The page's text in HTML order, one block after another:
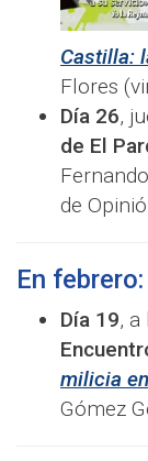
Castilla:
Flores
Día 26,
de El
de
En febrero:
Día 19, a
milicia
Gómez